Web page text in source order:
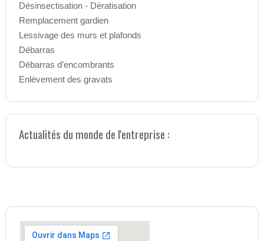
Désinsectisation - Dératisation
Remplacement gardien
Lessivage des murs et plafonds
Débarras
Débarras d’encombrants
Enlèvement des gravats
Actualités du monde de l'entreprise :